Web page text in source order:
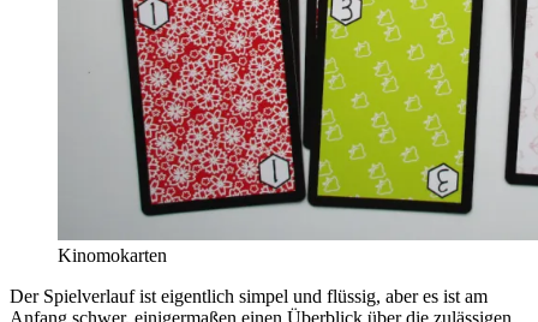
Kinomokarten
Der Spielverlauf ist eigentlich simpel und flüssig, aber es ist am
Anfang schwer, einigermaßen einen Überblick über die zulässigen